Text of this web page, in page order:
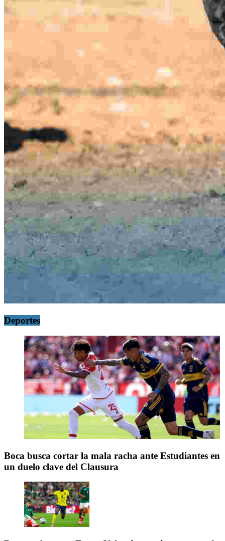
Deportes
Boca busca cortar la mala racha ante Estudiantes en
un duelo clave del Clausura